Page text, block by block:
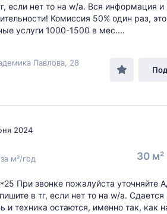
если нет то на w/a. Вся информация и
Комиссия 50% один раз,
услуги 1000-1500 в мес....
Павлова , 28
2024
м²/год 30 м²
При звонке пожалуйста уточняйте
в тг, если нет то на w/a. Сдается
и техника остаются, именно так, как